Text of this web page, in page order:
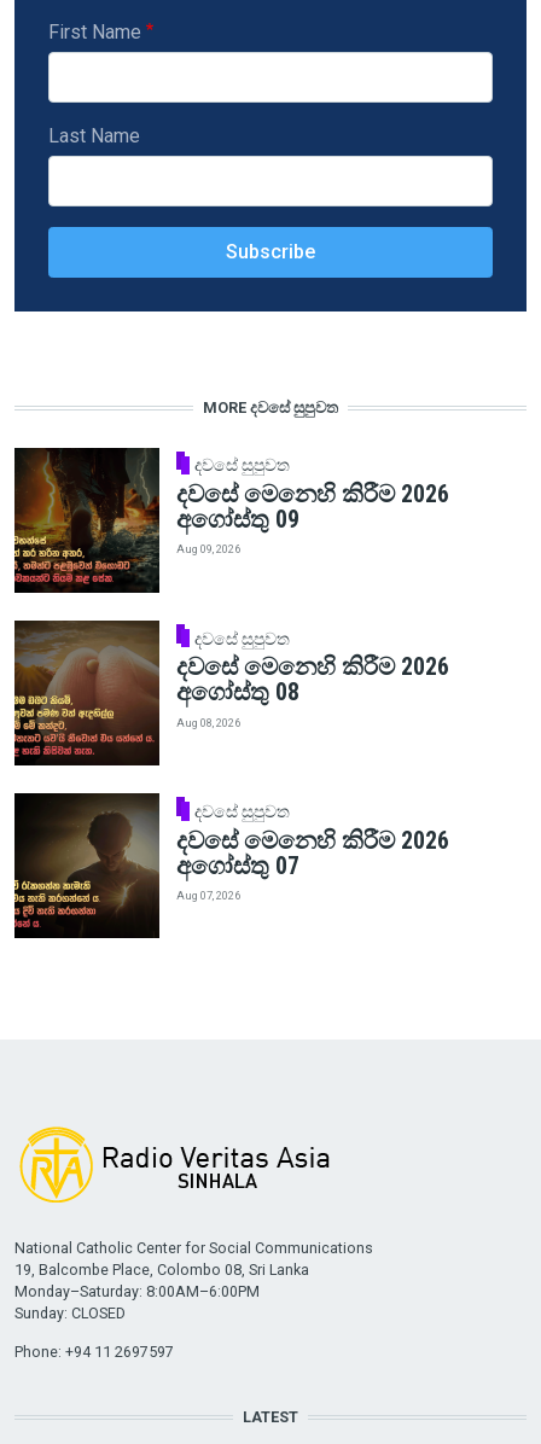
First Name
Last Name
MORE දවසේ සුපුවත
දවසේ සුපුවත
දවසේ මෙනෙහි කිරීම 2026
අගෝස්තු 09
Aug 09, 2026
දවසේ සුපුවත
දවසේ මෙනෙහි කිරීම 2026
අගෝස්තු 08
Aug 08, 2026
දවසේ සුපුවත
දවසේ මෙනෙහි කිරීම 2026
අගෝස්තු 07
Aug 07, 2026
National Catholic Center for Social Communications
19, Balcombe Place, Colombo 08, Sri Lanka
Monday–Saturday: 8:00AM–6:00PM
Sunday: CLOSED
Phone: +94 11 2697597
LATEST